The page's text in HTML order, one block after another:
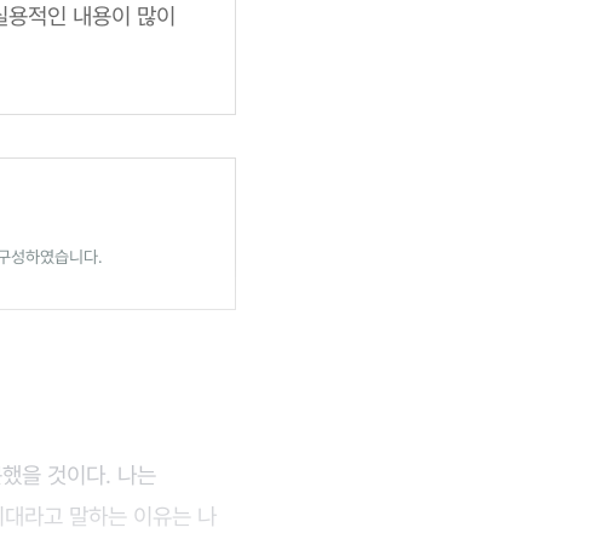
적인 내용이 많이
성하였습니다.
을 것이다. 나는
라고 말하는 이유는 나